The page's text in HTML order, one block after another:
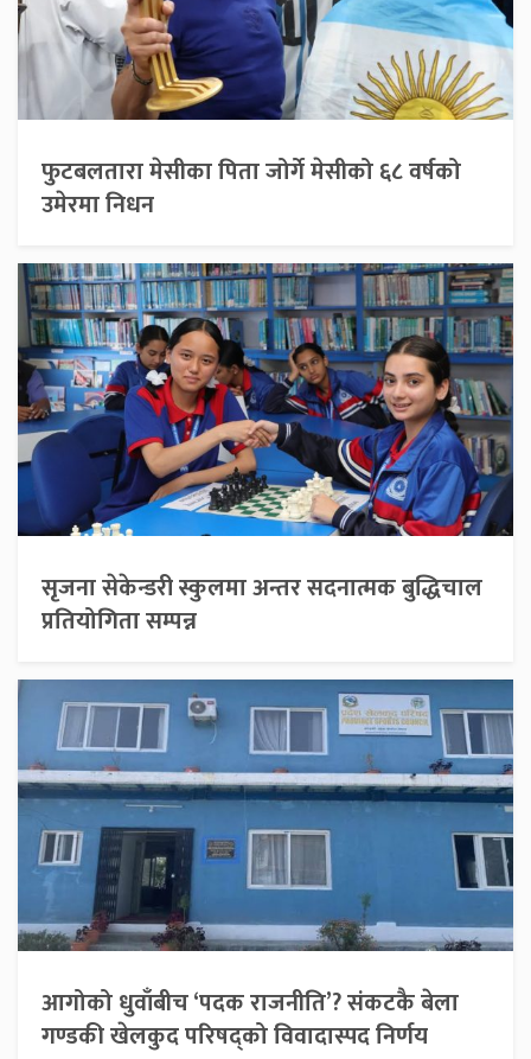
फुटबलतारा मेसीका पिता जोर्गे मेसीको ६८ वर्षको
उमेरमा निधन
सृजना सेकेन्डरी स्कुलमा अन्तर सदनात्मक बुद्धिचाल
प्रतियोगिता सम्पन्न
आगोको धुवाँबीच ‘पदक राजनीति’? संकटकै बेला
गण्डकी खेलकुद परिषद्को विवादास्पद निर्णय